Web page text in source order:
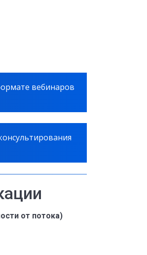
вебинаров
от потока)